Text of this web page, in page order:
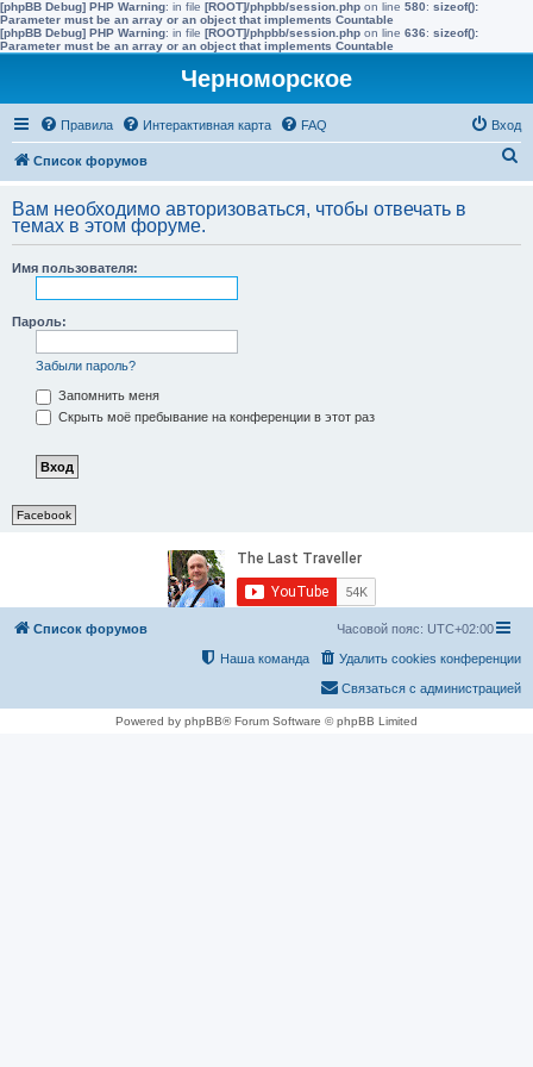
[phpBB Debug] PHP Warning: in file [ROOT]/phpbb/session.php on line 580: sizeof():
Parameter must be an array or an object that implements Countable
[phpBB Debug] PHP Warning: in file [ROOT]/phpbb/session.php on line 636: sizeof():
Parameter must be an array or an object that implements Countable
Черноморское
Правила Интерактивная карта FAQ Вход
Список форумов
с
Вам необходимо авторизоваться, чтобы отвечать в
темах в этом форуме.
Имя пользователя:
Пароль:
Забыли пароль?
Запомнить меня
Скрыть моё пребывание на конференции в этот раз
Facebook
Список форумов Часовой пояс: UTC+02:00
Удалить cookies конференции
Наша команда
Связаться с администрацией
Powered by phpBB® Forum Software © phpBB Limited